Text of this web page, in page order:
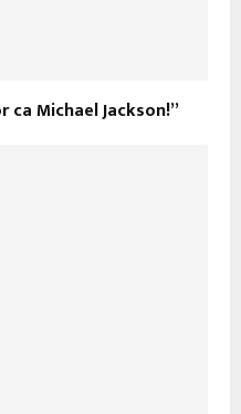
ca Michael Jackson!”